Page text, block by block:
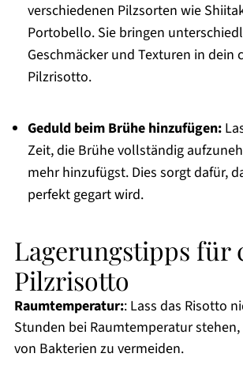
verschiedenen Pilzsorten wie
Portobello. Sie bringen
Geschmäcker und Texturen in dein
Pilzrisotto.
Geduld beim Brühe hinzufügen:
Zeit, die Brühe vollständig
mehr hinzufügst. Dies sorgt dafür,
perfekt gegart wird.
Lagerungstipps für
Pilzrisotto
Raumtemperatur:: Lass das Risotto
Stunden bei Raumtemperatur
von Bakterien zu vermeiden.